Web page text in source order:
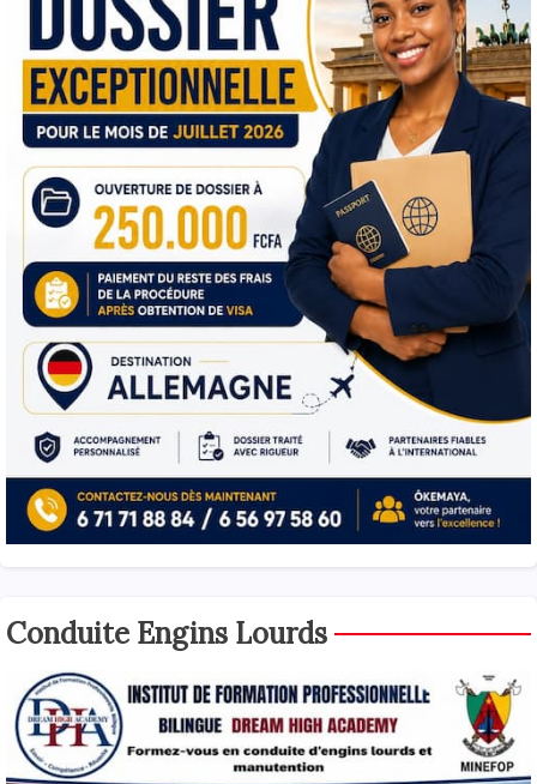
Conduite Engins Lourds